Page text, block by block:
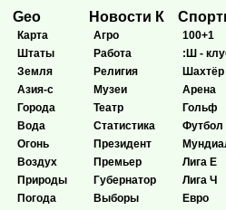
Geo
Карта
Штаты
Земля
Азия-с
Города
Вода
Огонь
Воздух
Природы
Погода
Новости К
Агро
Работа
Религия
Музеи
Театр
Статистика
Президент
Премьер
Губернатор
Выборы
100+1
:Ш -
Шахтёр
Арена
Гольф
Футбол
Лига Е
Лига Ч
Евро